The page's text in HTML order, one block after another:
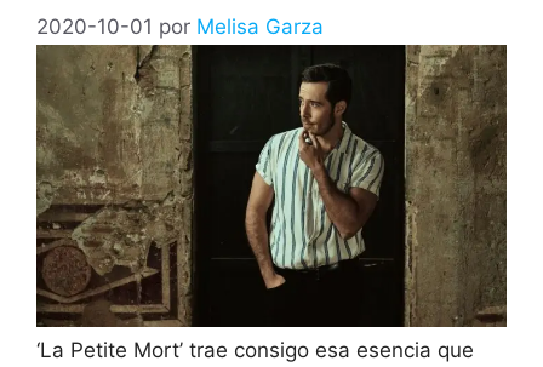
2020-10-01 por Melisa Garza
‘La Petite Mort’ trae consigo esa esencia que